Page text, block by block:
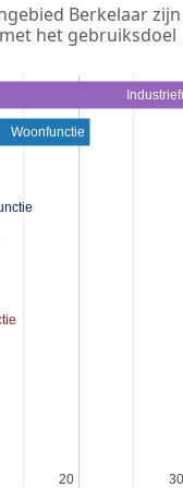
Berkelaar
het gebruiksdoel
20
20 30
30
Woonfunctie